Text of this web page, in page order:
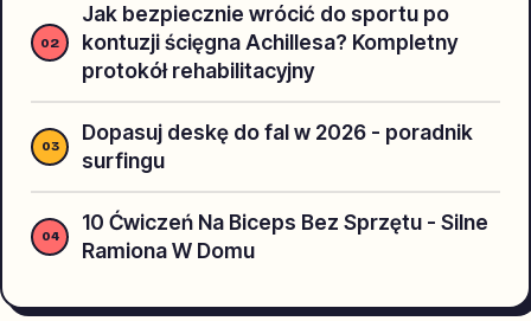
Jak bezpiecznie wrócić do sportu po
kontuzji ścięgna Achillesa? Kompletny
protokół rehabilitacyjny
Dopasuj deskę do fal w 2026 - poradnik
surfingu
10 Ćwiczeń Na Biceps Bez Sprzętu - Silne
Ramiona W Domu